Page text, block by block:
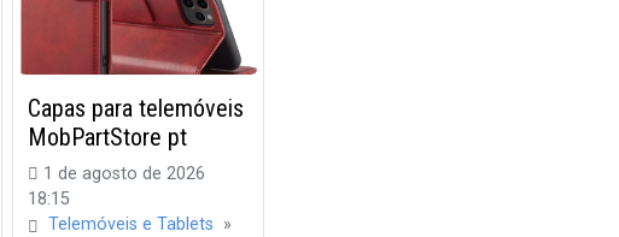
Capas para telemóveis
MobPartStore pt
1 de agosto de 2026
18:15
Telemóveis e Tablets »